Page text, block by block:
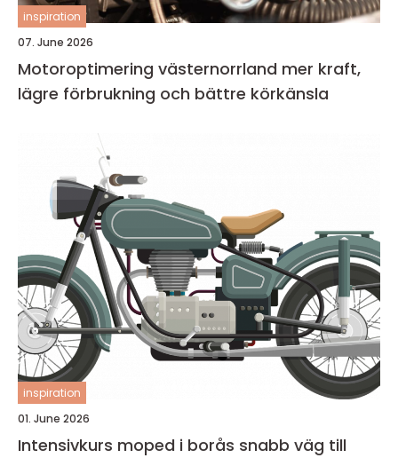
inspiration
07. June 2026
Motoroptimering västernorrland mer kraft,
lägre förbrukning och bättre körkänsla
inspiration
01. June 2026
Intensivkurs moped i borås snabb väg till